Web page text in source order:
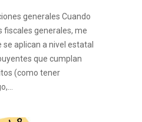
generales Cuando
fiscales generales, me
aplican a nivel estatal
que cumplan
(como tener